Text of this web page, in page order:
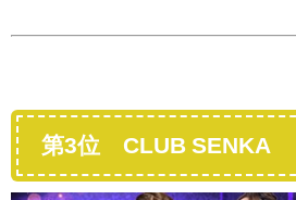
第3位 CLUB SENKA